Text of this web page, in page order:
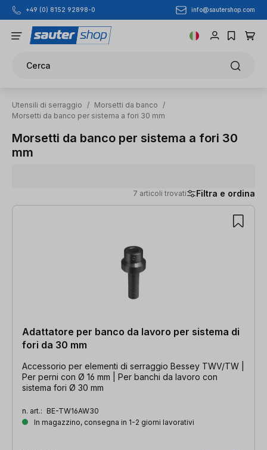
Passa al contenuto principale
+49 (0) 8152 92898-0 info@sautershop.com
Cerca
Utensili di serraggio / Morsetti da banco
/
Morsetti da banco per sistema a fori 30 mm
Morsetti da banco per sistema a fori 30
mm
7 articoli trovati Filtra e ordina
7 articoli trovati
Adattatore per banco da lavoro per sistema di
fori da 30 mm
Accessorio per elementi di serraggio Bessey TWV/TW |
Per perni con Ø 16 mm | Per banchi da lavoro con
sistema fori Ø 30 mm
n. art.: BE-TW16AW30
In magazzino, consegna in 1-2 giorni lavorativi